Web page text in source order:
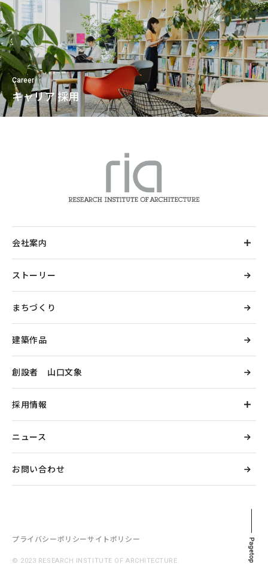
Career
キャリア 採用
会社案内
ストーリー
まちづくり
建築作品
創設者 山口文象
採用情報
ニュース
お問い合わせ
プライバシーポリシーサイトポリシー
© 2023 RESEARCH INSTITUTE OF ARCHITECTURE.